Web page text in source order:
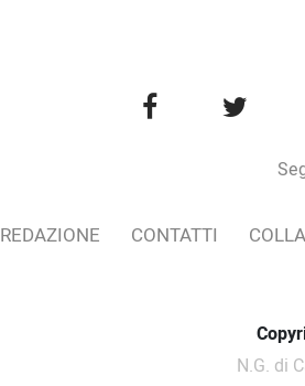
REDAZIONE CONTATTI
N.G. di